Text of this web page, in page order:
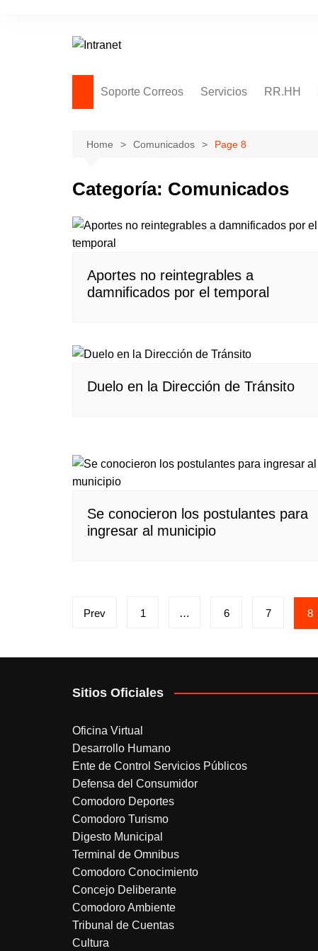
Soporte Correos
Adjuntos – Archivos en la
Notas – Solicitudes
Thunderbird
Servicios RR.HH
Home Comunicados Page 8
Categoría: Comunicados
Aportes no reintegrables a
damnificados por el temporal
Duelo en la Dirección de Tránsito
Se conocieron los postulantes para
ingresar al municipio
Paginación
entradas
Prev 1 … 6 7 8
Sitios Oficiales
Oficina Virtual
Desarrollo Humano
Ente de Control Servicios Públicos
Defensa del Consumidor
Comodoro Deportes
Comodoro Turismo
Digesto Municipal
Terminal de Omnibus
Comodoro Conocimiento
Concejo Deliberante
Comodoro Ambiente
Tribunal de Cuentas
Cultura